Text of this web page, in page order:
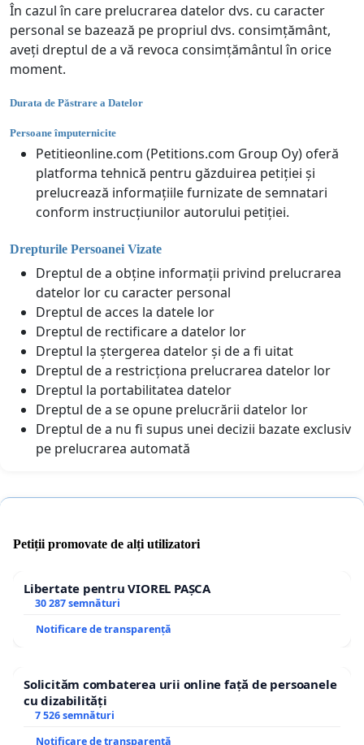
În cazul în care prelucrarea datelor dvs. cu caracter
personal se bazează pe propriul dvs. consimțământ,
aveți dreptul de a vă revoca consimțământul în orice
moment.
Durata de Păstrare a Datelor
Persoane împuternicite
Petitieonline.com (Petitions.com Group Oy) oferă
platforma tehnică pentru găzduirea petiției și
prelucrează informațiile furnizate de semnatari
conform instrucțiunilor autorului petiției.
Drepturile Persoanei Vizate
Dreptul de a obține informații privind prelucrarea
datelor lor cu caracter personal
Dreptul de acces la datele lor
Dreptul de rectificare a datelor lor
Dreptul la ștergerea datelor și de a fi uitat
Dreptul de a restricționa prelucrarea datelor lor
Dreptul la portabilitatea datelor
Dreptul de a se opune prelucrării datelor lor
Dreptul de a nu fi supus unei decizii bazate exclusiv
pe prelucrarea automată
Petiții promovate de alți utilizatori
Libertate pentru VIOREL PAȘCA
30 287 semnături
Notificare de transparență
Solicităm combaterea urii online față de persoanele
cu dizabilități
7 526 semnături
Notificare de transparență